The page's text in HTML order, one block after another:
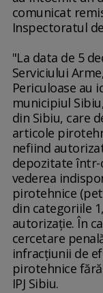
comunicat
Inspectoratul de
"La data de 5
Serviciului
Periculoase au
municipiul
din Sibiu, care
articole
nefiind
depozitate într-
vederea
pirotehnice
din categoriile
autorizaţie. În
cercetare
infracţiunii de
pirotehnice
IPJ Sibiu.